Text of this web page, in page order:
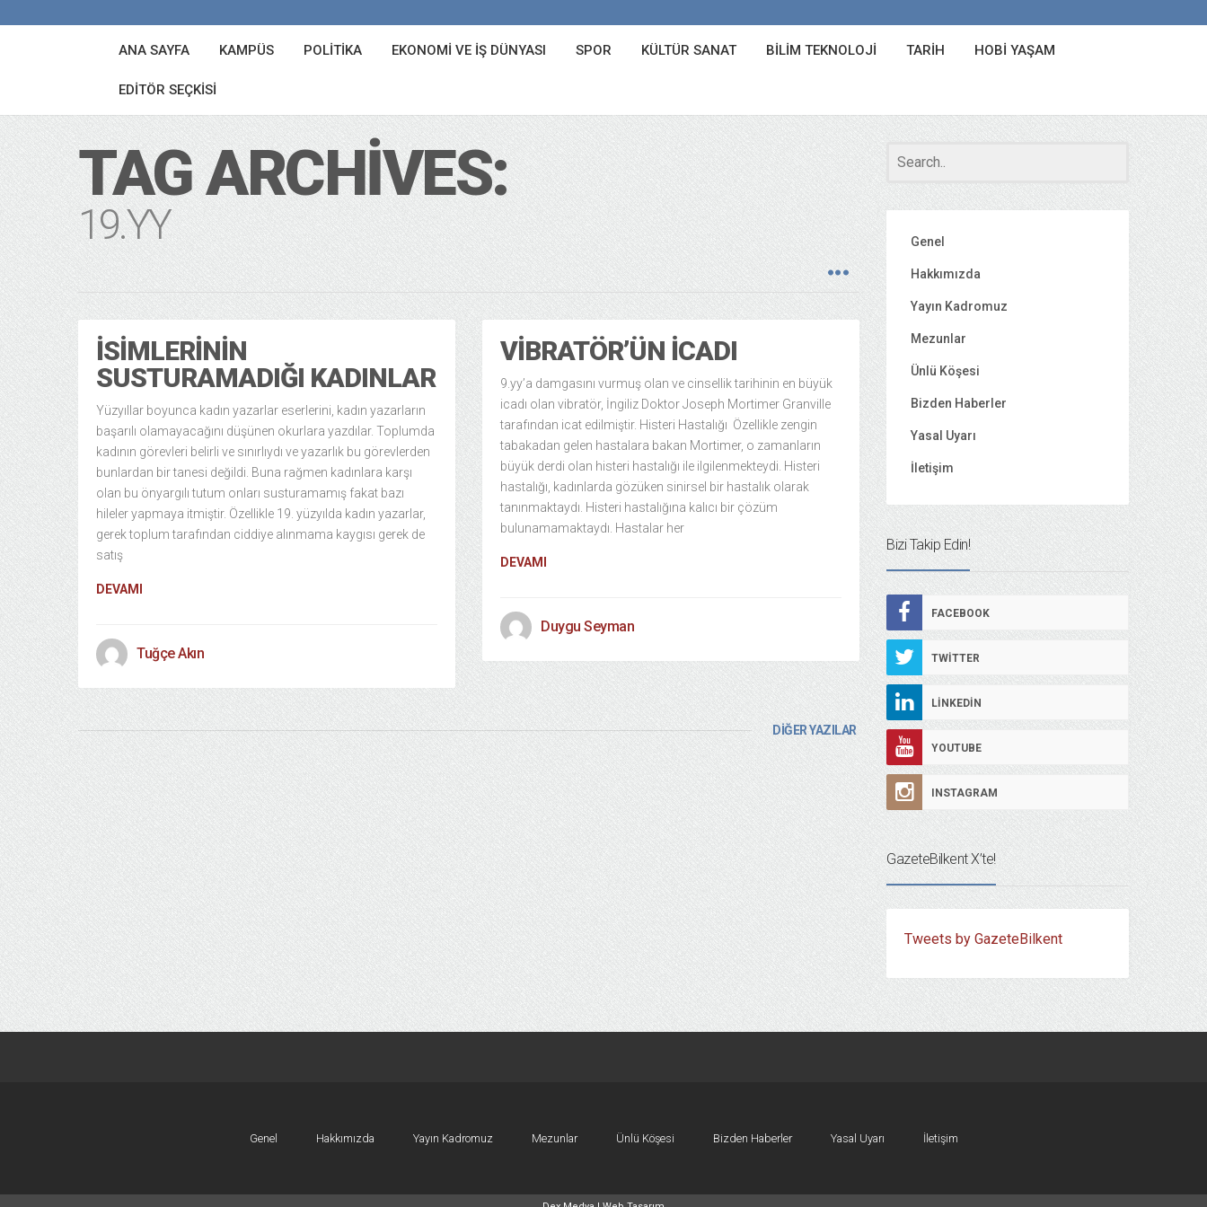
ANA SAYFA KAMPÜS POLITIKA EKONOMI VE İŞ DÜNYASI SPOR KÜLTÜR SANAT BILIM TEKNOLOJI TARIH HOBI YAŞAM
EDITÖR SEÇKISI
TAG ARCHIVES:
19.YY
İSIMLERININ
SUSTURAMADIĞI KADINLAR
Yüzyıllar boyunca kadın yazarlar eserlerini, kadın yazarların
başarılı olamayacağını düşünen okurlara yazdılar. Toplumda
kadının görevleri belirli ve sınırlıydı ve yazarlık bu görevlerden
bunlardan bir tanesi değildi. Buna rağmen kadınlara karşı
olan bu önyargılı tutum onları susturamamış fakat bazı
hileler yapmaya itmiştir. Özellikle 19. yüzyılda kadın yazarlar,
gerek toplum tarafından ciddiye alınmama kaygısı gerek de
satış
DEVAMI
Tuğçe Akın
VIBRATÖR’ÜN İCADI
9.yy’a damgasını vurmuş olan ve cinsellik tarihinin en büyük
icadı olan vibratör, İngiliz Doktor Joseph Mortimer Granville
tarafından icat edilmiştir. Histeri Hastalığı Özellikle zengin
tabakadan gelen hastalara bakan Mortimer, o zamanların
büyük derdi olan histeri hastalığı ile ilgilenmekteydi. Histeri
hastalığı, kadınlarda gözüken sinirsel bir hastalık olarak
tanınmaktaydı. Histeri hastalığına kalıcı bir çözüm
bulunamamaktaydı. Hastalar her
DEVAMI
Duygu Seyman
DİĞER YAZILAR
Genel
Hakkımızda
Yayın Kadromuz
Mezunlar
Ünlü Köşesi
Bizden Haberler
Yasal Uyarı
İletişim
Bizi Takip Edin!
FACEBOOK
TWITTER
LINKEDIN
YOUTUBE
INSTAGRAM
GazeteBilkent X’te!
Tweets by GazeteBilkent
Genel Hakkımızda Yayın Kadromuz Mezunlar Ünlü Köşesi Bizden Haberler Yasal Uyarı İletişim